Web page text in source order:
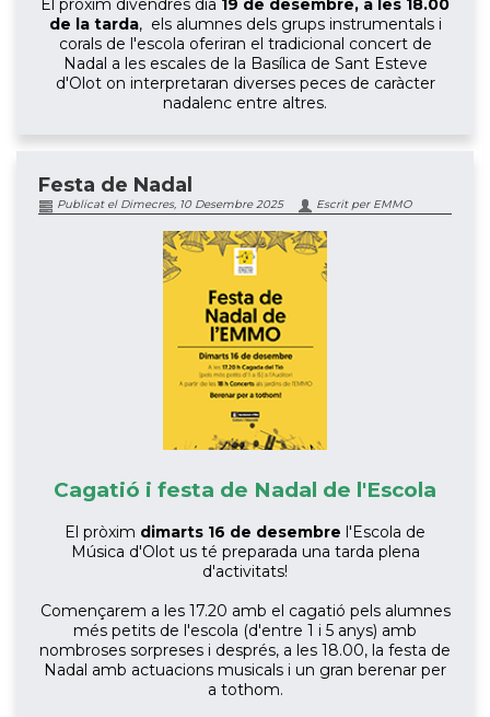
El pròxim divendres dia 19 de desembre, a les 18.00
de la tarda, els alumnes dels grups instrumentals i
corals de l'escola oferiran el tradicional concert de
Nadal a les escales de la Basílica de Sant Esteve
d'Olot on interpretaran diverses peces de caràcter
nadalenc entre altres.
Festa de Nadal
Publicat el Dimecres, 10 Desembre 2025 Escrit per EMMO
Cagatió i festa de Nadal de l'Escola
El pròxim dimarts 16 de desembre l'Escola de
Música d'Olot us té preparada una tarda plena
d'activitats!
Començarem a les 17.20 amb el cagatió pels alumnes
més petits de l'escola (d'entre 1 i 5 anys) amb
nombroses sorpreses i després, a les 18.00, la festa de
Nadal amb actuacions musicals i un gran berenar per
a tothom.